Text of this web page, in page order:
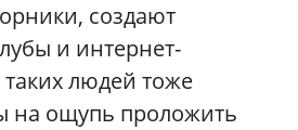
создают
и интернет-
людей тоже
на ощупь проложить